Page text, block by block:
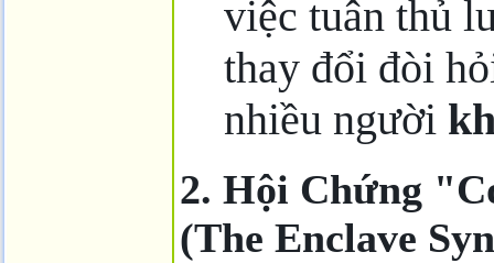
việc tuân thủ
thay đổi đòi
nhiều người
2. Hội Chứng
(The Enclave